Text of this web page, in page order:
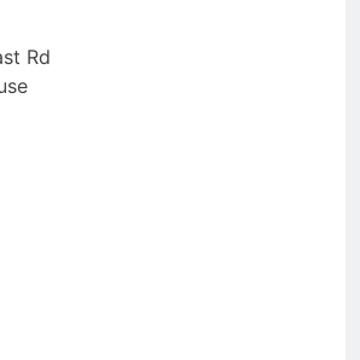
Rd